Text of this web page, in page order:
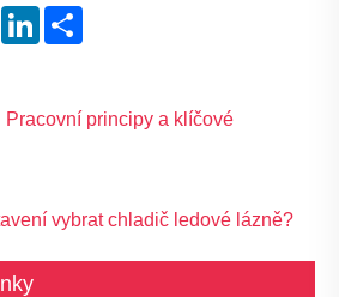
PinterestLinkedIn
principy a klíčové
vybrat chladič ledové lázně?